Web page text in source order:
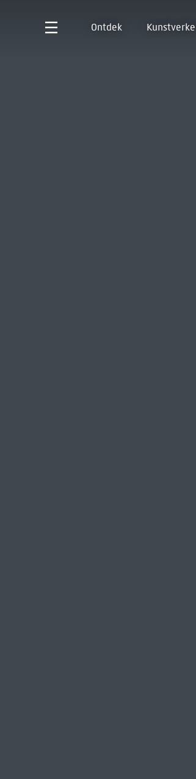
Ontdek